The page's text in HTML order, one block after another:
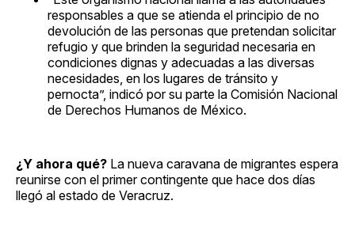
responsables a que se atienda el principio de no
devolución de las personas que pretendan solicitar
refugio y que brinden la seguridad necesaria en
condiciones dignas y adecuadas a las diversas
necesidades, en los lugares de tránsito y
pernocta”, indicó por su parte la Comisión Nacional
de Derechos Humanos de México.
¿Y ahora qué? La nueva caravana de migrantes espera
reunirse con el primer contingente que hace dos días
llegó al estado de Veracruz.